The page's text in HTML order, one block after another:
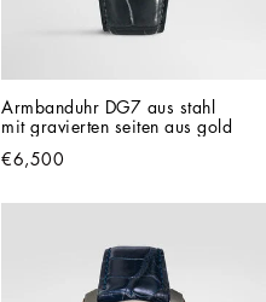
Armbanduhr DG7 aus stahl
mit gravierten seiten aus gold
€6,500